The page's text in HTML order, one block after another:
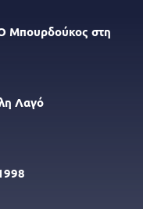
Μπουρδούκος στη
Λαγό